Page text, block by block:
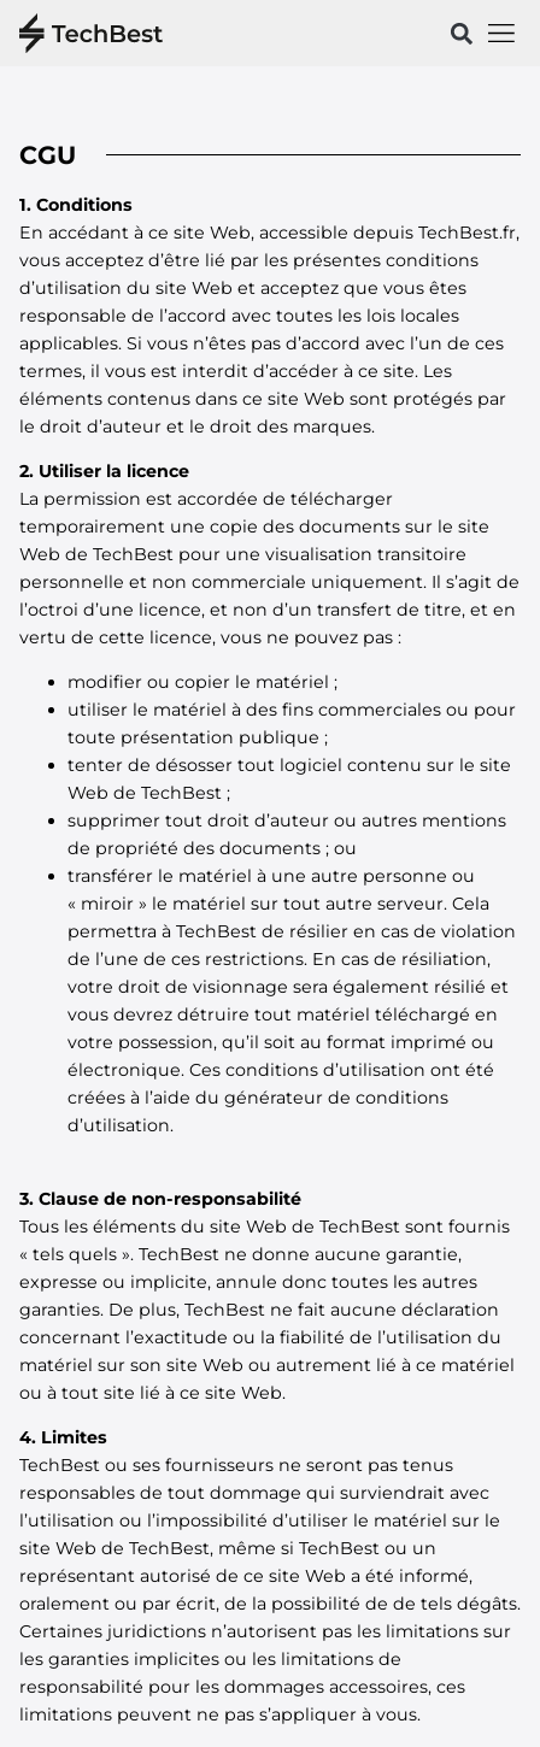
CGU
1. Conditions
En accédant à ce site Web, accessible depuis TechBest.fr,
vous acceptez d’être lié par les présentes conditions
d’utilisation du site Web et acceptez que vous êtes
responsable de l’accord avec toutes les lois locales
applicables. Si vous n’êtes pas d’accord avec l’un de ces
termes, il vous est interdit d’accéder à ce site. Les
éléments contenus dans ce site Web sont protégés par
le droit d’auteur et le droit des marques.
2. Utiliser la licence
La permission est accordée de télécharger
temporairement une copie des documents sur le site
Web de TechBest pour une visualisation transitoire
personnelle et non commerciale uniquement. Il s’agit de
l’octroi d’une licence, et non d’un transfert de titre, et en
vertu de cette licence, vous ne pouvez pas :
modifier ou copier le matériel ;
utiliser le matériel à des fins commerciales ou pour
toute présentation publique ;
tenter de désosser tout logiciel contenu sur le site
Web de TechBest ;
supprimer tout droit d’auteur ou autres mentions
de propriété des documents ; ou
transférer le matériel à une autre personne ou
« miroir » le matériel sur tout autre serveur. Cela
permettra à TechBest de résilier en cas de violation
de l’une de ces restrictions. En cas de résiliation,
votre droit de visionnage sera également résilié et
vous devrez détruire tout matériel téléchargé en
votre possession, qu’il soit au format imprimé ou
électronique. Ces conditions d’utilisation ont été
créées à l’aide du générateur de conditions
d’utilisation.
3. Clause de non-responsabilité
Tous les éléments du site Web de TechBest sont fournis
« tels quels ». TechBest ne donne aucune garantie,
expresse ou implicite, annule donc toutes les autres
garanties. De plus, TechBest ne fait aucune déclaration
concernant l’exactitude ou la fiabilité de l’utilisation du
matériel sur son site Web ou autrement lié à ce matériel
ou à tout site lié à ce site Web.
4. Limites
TechBest ou ses fournisseurs ne seront pas tenus
responsables de tout dommage qui surviendrait avec
l’utilisation ou l’impossibilité d’utiliser le matériel sur le
site Web de TechBest, même si TechBest ou un
représentant autorisé de ce site Web a été informé,
oralement ou par écrit, de la possibilité de de tels dégâts.
Certaines juridictions n’autorisent pas les limitations sur
les garanties implicites ou les limitations de
responsabilité pour les dommages accessoires, ces
limitations peuvent ne pas s’appliquer à vous.